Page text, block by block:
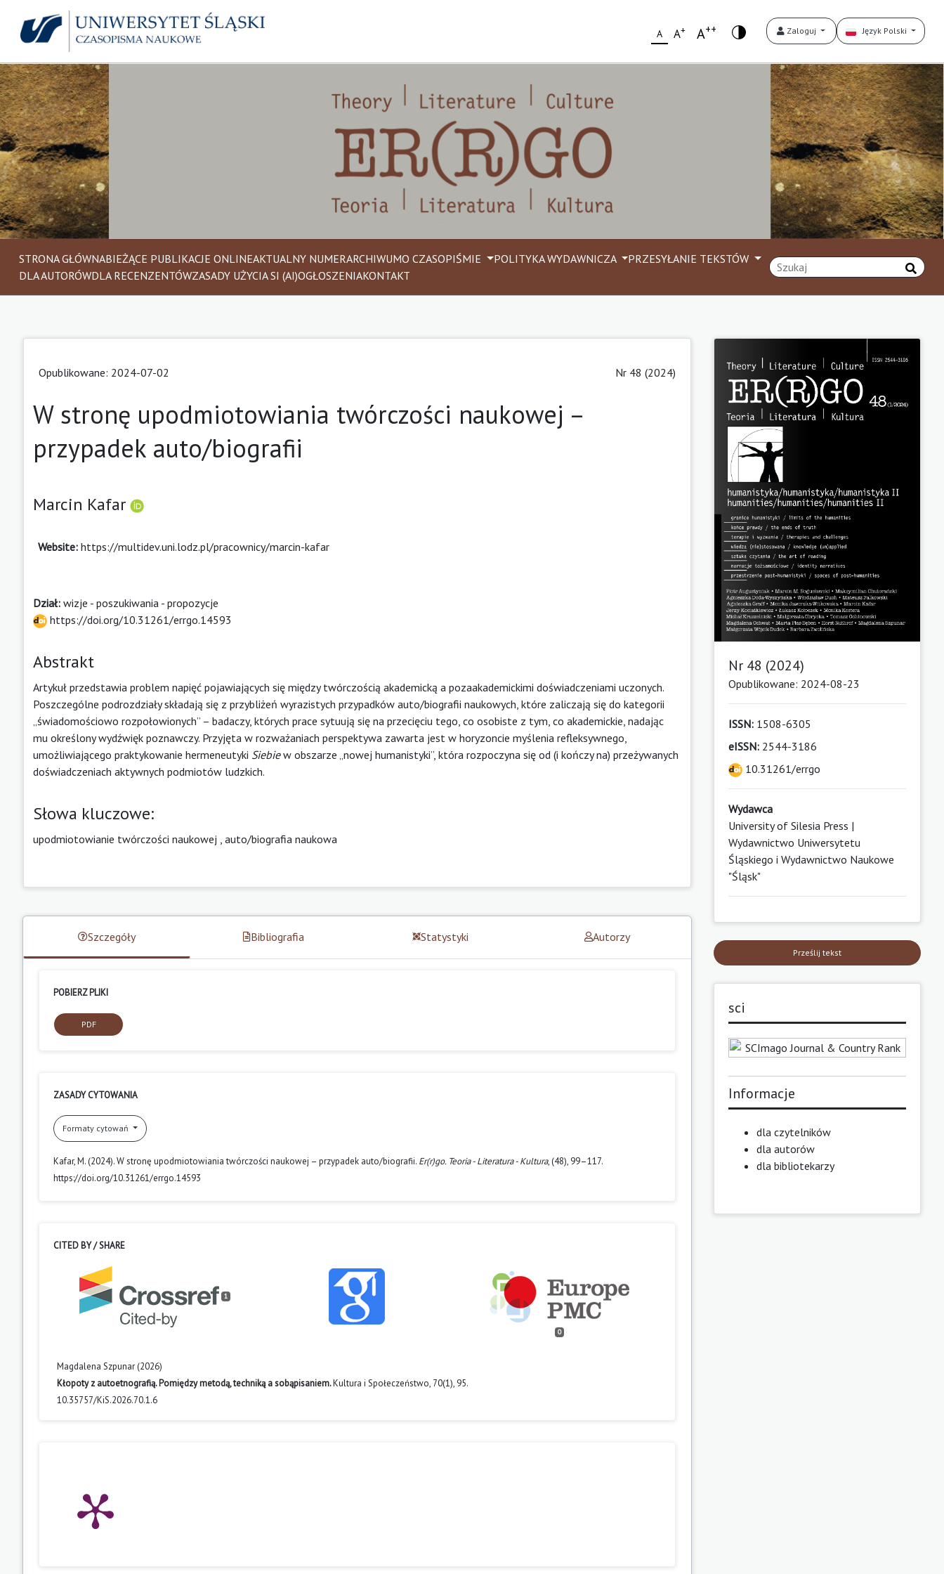
A A+ A++ Zaloguj Język Polski
STRONA GŁÓWNABIEŻĄCE PUBLIKACJE ONLINEAKTUALNY NUMERARCHIWUMO CZASOPIŚMIE POLITYKA WYDAWNICZA
PRZESYŁANIE TEKSTÓW
DLA AUTORÓWDLA RECENZENTÓWZASADY UŻYCIA SI (AI)OGŁOSZENIAKONTAKT
Opublikowane: 2024-07-02 Nr 48 (2024)
W stronę upodmiotowiania twórczości naukowej –
przypadek auto/biografii
Marcin Kafar
Website: https://multidev.uni.lodz.pl/pracownicy/marcin-kafar
Dział: wizje - poszukiwania - propozycje
https://doi.org/10.31261/errgo.14593
Abstrakt
Artykuł przedstawia problem napięć pojawiających się między twórczością akademicką a pozaakademickimi doświadczeniami uczonych.
Poszczególne podrozdziały składają się z przybliżeń wyrazistych przypadków auto/biografii naukowych, które zaliczają się do kategorii
„świadomościowo rozpołowionych” – badaczy, których prace sytuują się na przecięciu tego, co osobiste z tym, co akademickie, nadając
mu określony wydźwięk poznawczy. Przyjęta w rozważaniach perspektywa zawarta jest w horyzoncie myślenia refleksywnego,
umożliwiającego praktykowanie hermeneutyki Siebiew obszarze „nowej humanistyki”, która rozpoczyna się od (i kończy na) przeżywanych
doświadczeniach aktywnych podmiotów ludzkich.
Słowa kluczowe:
upodmiotowianie twórczości naukowej auto/biografia naukowa
Szczegóły Bibliografia Statystyki Autorzy
POBIERZ PLIKI
PDF
ZASADY CYTOWANIA
Formaty cytowań
Kafar, M. (2024). W stronę upodmiotowiania twórczości naukowej – przypadek auto/biografii. Er(r)go. Teoria - Literatura - Kultura, (48), 99–117.
https://doi.org/10.31261/errgo.14593
CITED BY / SHARE
1
0
Magdalena Szpunar (2026)
Kłopoty z autoetnografią. Pomiędzy metodą, techniką a sobąpisaniem.Kultura i Społeczeństwo, 70(1), 95.
10.35757/KiS.2026.70.1.6
Nr 48 (2024)
Opublikowane: 2024-08-23
ISSN:1508-6305
eISSN:2544-3186
10.31261/errgo
Wydawca
University of Silesia Press |
Wydawnictwo Uniwersytetu
Śląskiego i Wydawnictwo Naukowe
"Śląsk"
Prześlij tekst
sci
Informacje
dla czytelników
dla autorów
dla bibliotekarzy